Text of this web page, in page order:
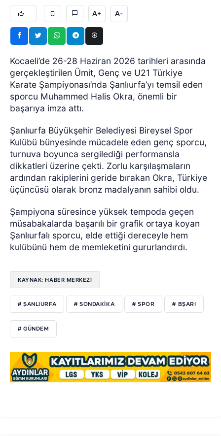
A+ A-
Kocaeli’de 26-28 Haziran 2026 tarihleri arasında
gerçekleştirilen Ümit, Genç ve U21 Türkiye
Karate Şampiyonası’nda Şanlıurfa’yı temsil eden
sporcu Muhammed Halis Okra, önemli bir
başarıya imza attı.
Şanlıurfa Büyükşehir Belediyesi Bireysel Spor
Kulübü bünyesinde mücadele eden genç sporcu,
turnuva boyunca sergilediği performansla
dikkatleri üzerine çekti. Zorlu karşılaşmaların
ardından rakiplerini geride bırakan Okra, Türkiye
üçüncüsü olarak bronz madalyanın sahibi oldu.
Şampiyona süresince yüksek tempoda geçen
müsabakalarda başarılı bir grafik ortaya koyan
Şanlıurfalı sporcu, elde ettiği dereceyle hem
kulübünü hem de memleketini gururlandırdı.
KAYNAK: HABER MERKEZİ
# ŞANLIURFA # SONDAKIKA # SPOR # BŞARI
# GÜNDEM